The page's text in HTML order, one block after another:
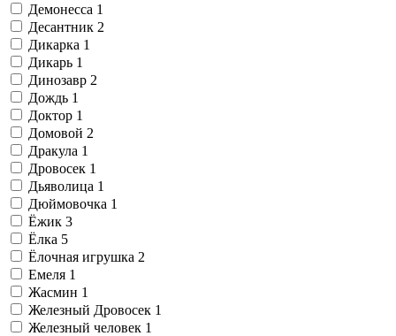
Демонесса 1
Десантник 2
Дикарка 1
Дикарь 1
Динозавр 2
Дождь 1
Доктор 1
Домовой 2
Дракула 1
Дровосек 1
Дьяволица 1
Дюймовочка 1
Ёжик 3
Ёлка 5
Ёлочная игрушка 2
Емеля 1
Жасмин 1
Железный Дровосек 1
Железный человек 1